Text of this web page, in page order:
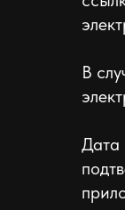
В
Дата